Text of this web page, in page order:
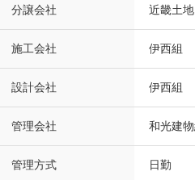
分譲会社 近畿土地
施工会社 伊西組
設計会社 伊西組
管理会社 和光建
管理方式 日勤